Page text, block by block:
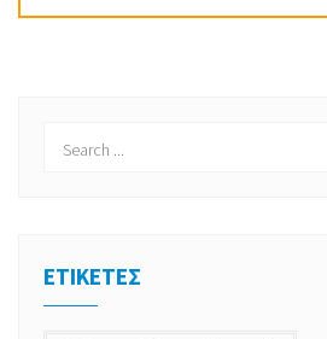
ΕΤΙΚΕΤΕΣ